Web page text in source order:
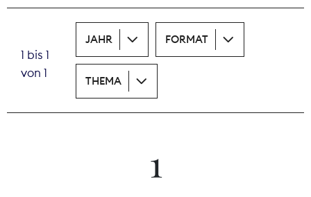
Print
Recht
Tarifpolitik
Theodor-Wolff-Preis
1 bis 1
von 1
JAHR FORMAT
THEMA
1